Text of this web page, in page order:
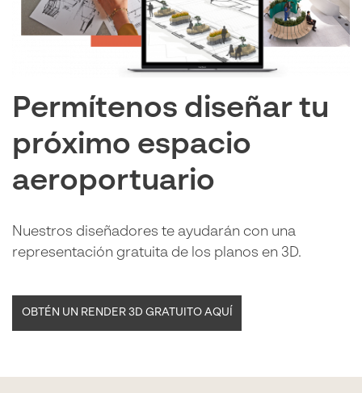
Permítenos diseñar tu
próximo espacio
aeroportuario
Nuestros diseñadores te ayudarán con una
representación gratuita de los planos en 3D.
OBTÉN UN RENDER 3D GRATUITO AQUÍ